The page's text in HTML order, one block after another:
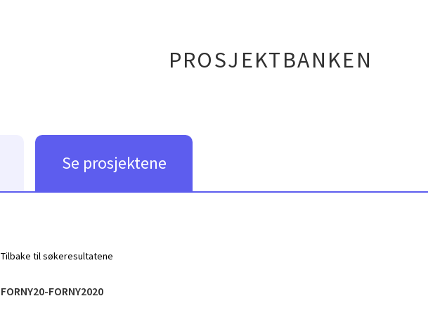
PROSJEKTBANKEN
Se prosjektene
Tilbake til søkeresultatene
FORNY20-FORNY2020